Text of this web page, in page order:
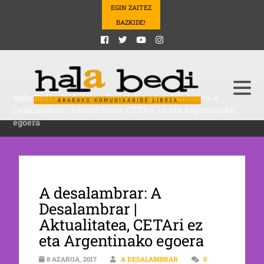
EGIN ZAITEZ
BAZKIDE!
Hala Bedi>Podcasts>Sozialak>adesalambrar
egoera
A desalambrar: A
Desalambrar |
Aktualitatea, CETAri ez
eta Argentinako egoera
8 AZAROA, 2017 A DESALAMBRAR 0